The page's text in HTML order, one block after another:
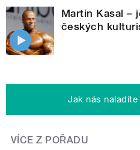
Martin Kasal –
českých
Jak nás naladíte
VÍCE Z POŘADU